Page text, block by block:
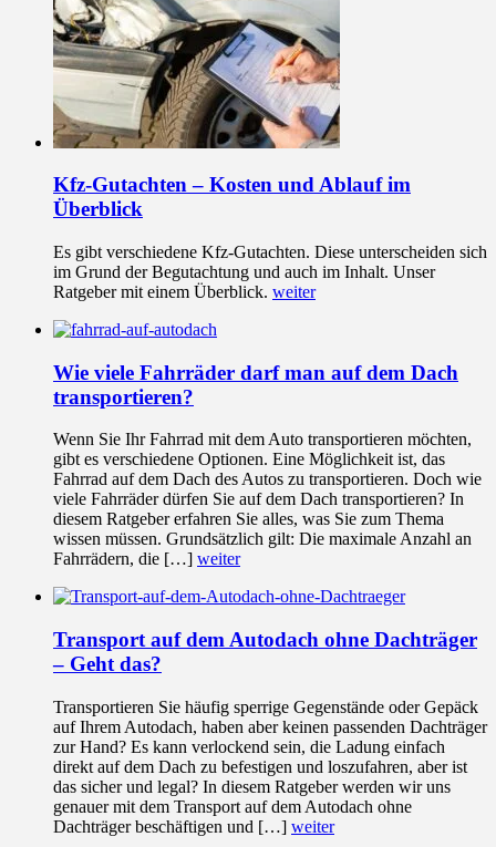
Kfz-Gutachten – Kosten und Ablauf im
Überblick
Es gibt verschiedene Kfz-Gutachten. Diese unterscheiden sich
im Grund der Begutachtung und auch im Inhalt. Unser
Ratgeber mit einem Überblick. weiter
Wie viele Fahrräder darf man auf dem Dach
transportieren?
Wenn Sie Ihr Fahrrad mit dem Auto transportieren möchten,
gibt es verschiedene Optionen. Eine Möglichkeit ist, das
Fahrrad auf dem Dach des Autos zu transportieren. Doch wie
viele Fahrräder dürfen Sie auf dem Dach transportieren? In
diesem Ratgeber erfahren Sie alles, was Sie zum Thema
wissen müssen. Grundsätzlich gilt: Die maximale Anzahl an
Fahrrädern, die […] weiter
Transport auf dem Autodach ohne Dachträger
– Geht das?
Transportieren Sie häufig sperrige Gegenstände oder Gepäck
auf Ihrem Autodach, haben aber keinen passenden Dachträger
zur Hand? Es kann verlockend sein, die Ladung einfach
direkt auf dem Dach zu befestigen und loszufahren, aber ist
das sicher und legal? In diesem Ratgeber werden wir uns
genauer mit dem Transport auf dem Autodach ohne
Dachträger beschäftigen und […] weiter